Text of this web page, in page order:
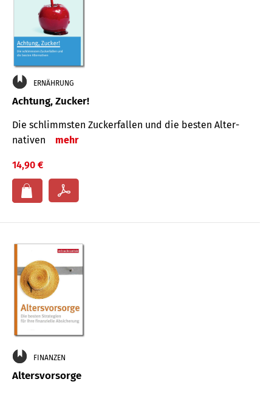
ERNÄHRUNG
Achtung, Zucker!
Die schlimmsten Zucker­fallen und die besten Alter­
nativen
mehr
14,90 €
FINANZEN
Altersvorsorge